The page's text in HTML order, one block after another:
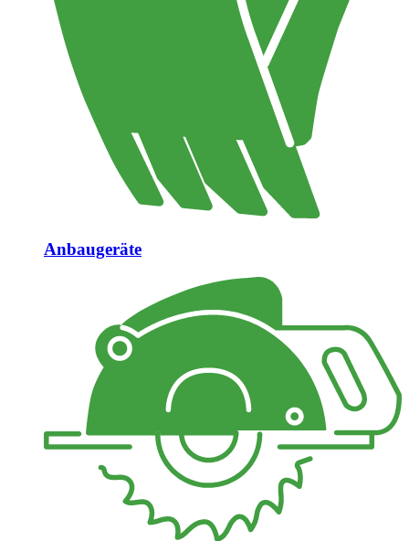
Anbaugeräte